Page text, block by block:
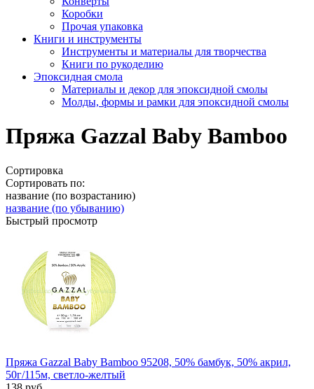
Коробки
Прочая упаковка
Книги и инструменты
Инструменты и материалы для творчества
Книги по рукоделию
Эпоксидная смола
Материалы и декор для эпоксидной смолы
Молды, формы и рамки для эпоксидной смолы
Пряжа Gazzal Baby Bamboo
Сортировка
Сортировать по:
название (по возрастанию)
название (по убыванию)
Быстрый просмотр
Пряжа Gazzal Baby Bamboo 95208, 50% бамбук, 50% акрил,
50г/115м, светло-желтый